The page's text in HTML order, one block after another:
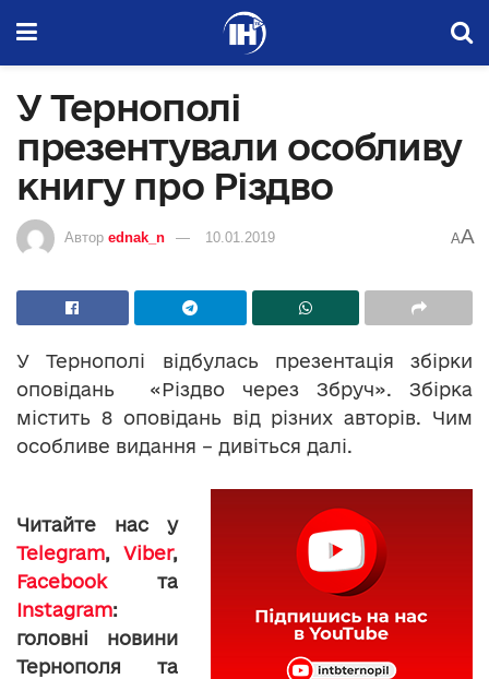
У Тернополі
презентували особливу
книгу про Різдво
Автор ednak_n 10.01.2019 AA
У Тернополі відбулась презентація збірки
оповідань «Різдво через Збруч». Збірка
містить 8 оповідань від різних авторів. Чим
особливе видання – дивіться далі.
Читайте нас у
Telegram, Viber,
Facebookта
Instagram:
головні новини
Тернополя та